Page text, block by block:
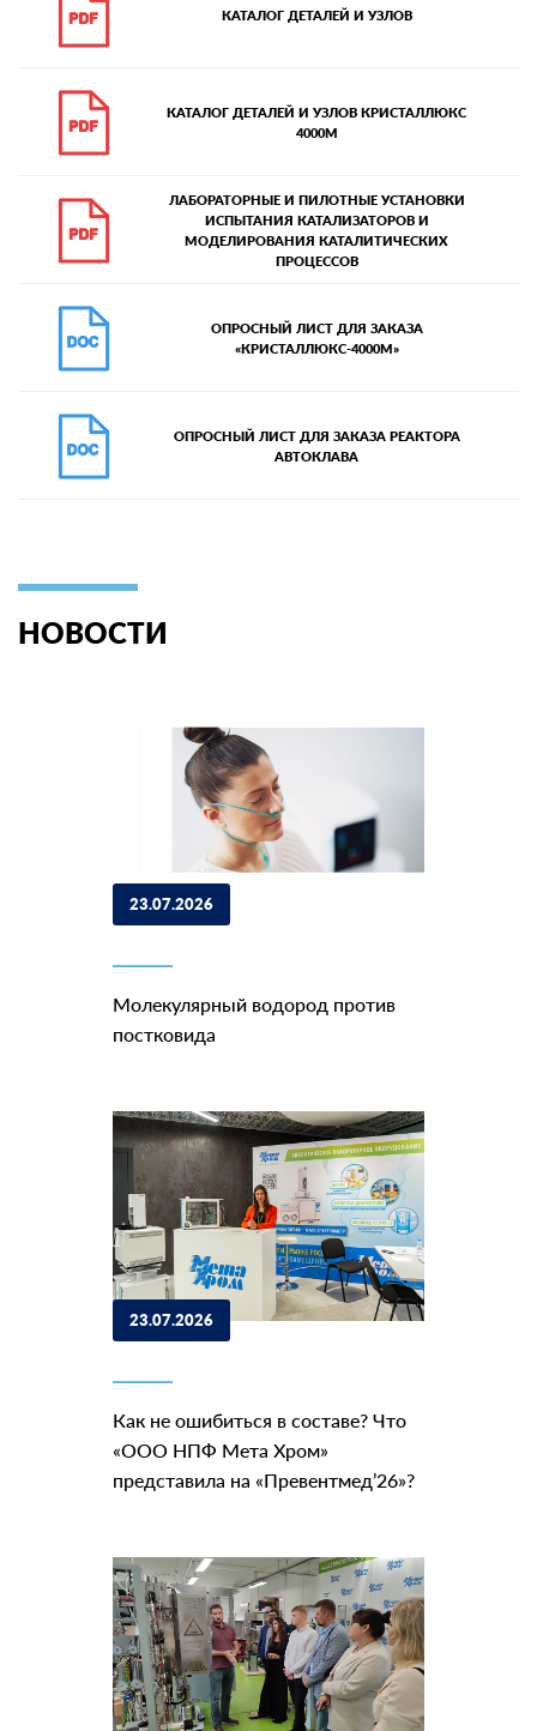
КАТАЛОГ ДЕТАЛЕЙ И УЗЛОВ
КАТАЛОГ ДЕТАЛЕЙ И УЗЛОВ КРИСТАЛЛЮКС
4000М
ЛАБОРАТОРНЫЕ И ПИЛОТНЫЕ УСТАНОВКИ
ИСПЫТАНИЯ КАТАЛИЗАТОРОВ И
МОДЕЛИРОВАНИЯ КАТАЛИТИЧЕСКИХ
ПРОЦЕССОВ
ОПРОСНЫЙ ЛИСТ ДЛЯ ЗАКАЗА
«КРИСТАЛЛЮКС-4000М»
ОПРОСНЫЙ ЛИСТ ДЛЯ ЗАКАЗА РЕАКТОРА
АВТОКЛАВА
НОВОСТИ
23.07.2026
Молекулярный водород против
постковида
23.07.2026
Как не ошибиться в составе? Что
«ООО НПФ Мета Хром»
представила на «Превентмед’26»?